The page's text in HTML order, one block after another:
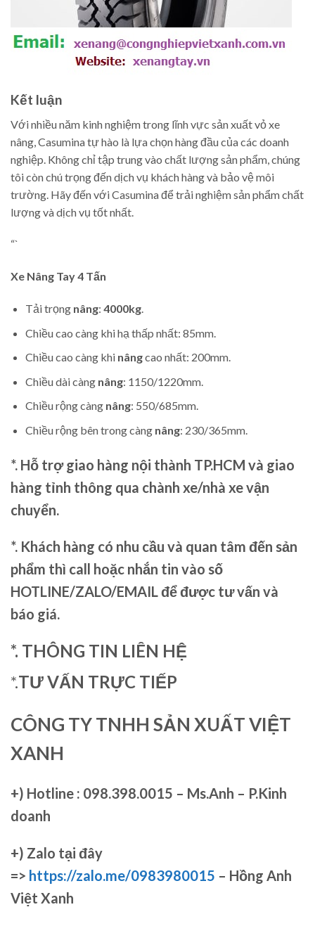
Kết luận
Với nhiều năm kinh nghiệm trong lĩnh vực sản xuất vỏ xe
nâng, Casumina tự hào là lựa chọn hàng đầu của các doanh
nghiệp. Không chỉ tập trung vào chất lượng sản phẩm, chúng
tôi còn chú trọng đến dịch vụ khách hàng và bảo vệ môi
trường. Hãy đến với Casumina để trải nghiệm sản phẩm chất
lượng và dịch vụ tốt nhất.
“`
Xe Nâng Tay4 Tấn
Tải trọng nâng: 4000kg.
Chiều cao càng khi hạ thấp nhất: 85mm.
Chiều cao càng khi nângcao nhất: 200mm.
Chiều dài càng nâng: 1150/1220mm.
Chiều rộng càng nâng: 550/685mm.
Chiều rộng bên trong càng nâng: 230/365mm.
*. Hỗ trợ giao hàng nội thành TP.HCM và giao
hàng tỉnh thông qua chành xe/nhà xe vận
chuyển.
*. Khách hàng có nhu cầu và quan tâm đến sản
phẩm thì call hoặc nhắn tin vào số
HOTLINE/ZALO/EMAIL để được tư vấn và
báo giá.
*. THÔNG TIN LIÊN HỆ
*.TƯ VẤN TRỰC TIẾP
CÔNG TY TNHH SẢN XUẤT VIỆT
XANH
+) Hotline : 098.398.0015 – Ms.Anh – P.Kinh
doanh
+) Zalo tại đây
=> https://zalo.me/0983980015 – Hồng Anh
Việt Xanh